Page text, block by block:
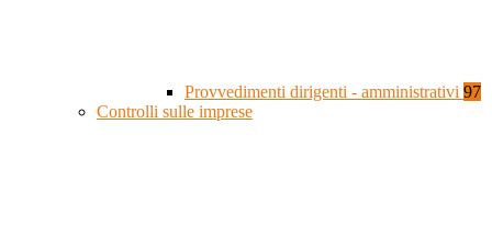
Provvedimenti dirigenti - amministrativi 97
Controlli sulle imprese